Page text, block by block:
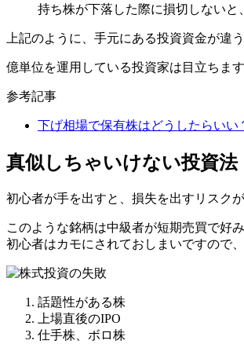
持ち株が下落した際に損切しないと
上記のように、手元にある投資資金が違
億単位を運用している投資家は目立ちま
参考記事
下げ相場で保有株はどうしたらいい
真似しちゃいけない投資法
初心者が手を出すと、損失を出すリスク
このような銘柄は中級者が短期売買で好み
初心者はカモにされておしまいですので
話題性がある株
上場直後のIPO
仕手株、ボロ株